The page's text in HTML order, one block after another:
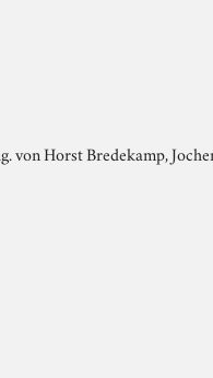
von Horst Bredekamp,